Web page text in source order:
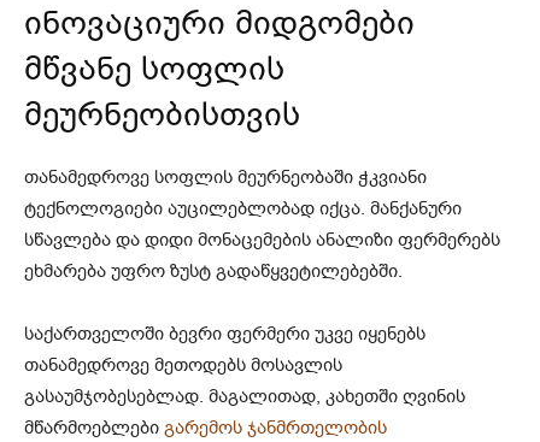
ინოვაციური მიდგომები
მწვანე სოფლის
მეურნეობისთვის
თანამედროვე სოფლის მეურნეობაში ჭკვიანი
ტექნოლოგიები აუცილებლობად იქცა. მანქანური
სწავლება და დიდი მონაცემების ანალიზი ფერმერებს
ეხმარება უფრო ზუსტ გადაწყვეტილებებში.
საქართველოში ბევრი ფერმერი უკვე იყენებს
თანამედროვე მეთოდებს მოსავლის
გასაუმჯობესებლად. მაგალითად, კახეთში ღვინის
მწარმოებლები გარემოს ჯანმრთელობის